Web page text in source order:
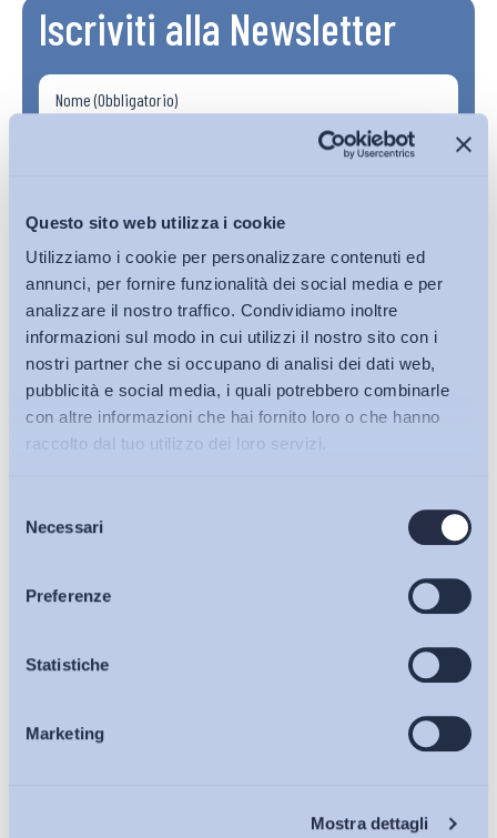
Questo sito web utilizza i cookie
Utilizziamo i cookie per personalizzare contenuti ed
annunci, per fornire funzionalità dei social media e per
analizzare il nostro traffico. Condividiamo inoltre
informazioni sul modo in cui utilizzi il nostro sito con i
nostri partner che si occupano di analisi dei dati web,
pubblicità e social media, i quali potrebbero combinarle
con altre informazioni che hai fornito loro o che hanno
raccolto dal tuo utilizzo dei loro servizi.
delNecessari
Preferenze
Statistiche
Marketing
Mostra dettagli
Bollettini ADAPT
Articoli
Osservatori
Eventi
Iscriviti alla Newsletter
Ho letto e Accetto il trattamento dei dati personali descritti